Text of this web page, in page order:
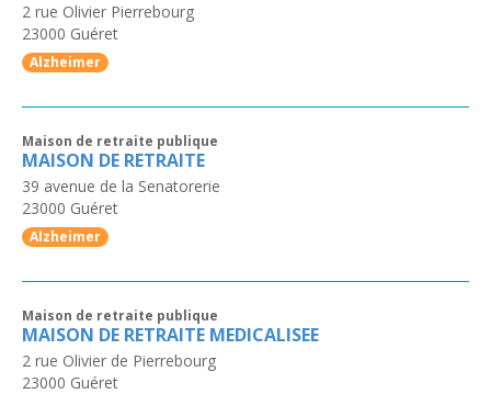
2 rue Olivier Pierrebourg
23000 Guéret
Alzheimer
Maison de retraite publique
MAISON DE RETRAITE
39 avenue de la Senatorerie
23000 Guéret
Alzheimer
Maison de retraite publique
MAISON DE RETRAITE MEDICALISEE
2 rue Olivier de Pierrebourg
23000 Guéret